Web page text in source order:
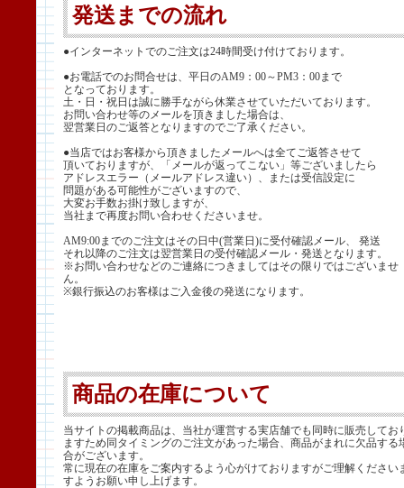
発送までの流れ
●インターネットでのご注文は24時間受け付けております。
●お電話でのお問合せは、平日のAM9：00～PM3：00まで
となっております。
土・日・祝日は誠に勝手ながら休業させていただいております。
お問い合わせ等のメールを頂きました場合は、
翌営業日のご返答となりますのでご了承ください。
●当店ではお客様から頂きましたメールへは全てご返答させて
頂いておりますが、「メールが返ってこない」等ございましたら
アドレスエラー（メールアドレス違い）、または受信設定に
問題がある可能性がございますので、
大変お手数お掛け致しますが、
当社まで再度お問い合わせくださいませ。
AM9:00までのご注文はその日中(営業日)に受付確認メール、 発送
それ以降のご注文は翌営業日の受付確認メール・発送となります。
※お問い合わせなどのご連絡につきましてはその限りではございませ
ん。
※銀行振込のお客様はご入金後の発送になります。
商品の在庫について
当サイトの掲載商品は、当社が運営する実店舗でも同時に販売してお
ますため同タイミングのご注文があった場合、商品がまれに欠品する
合がございます。
常に現在の在庫をご案内するよう心がけておりますがご理解ください
すようお願い申し上げます。